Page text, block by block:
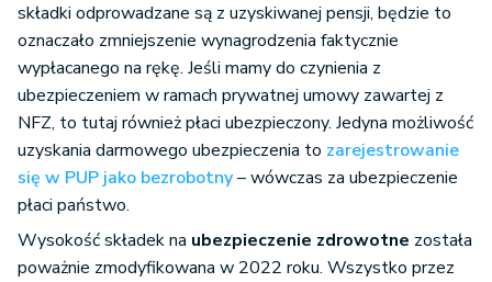
składki odprowadzane są z uzyskiwanej pensji, będzie to
oznaczało zmniejszenie wynagrodzenia faktycznie
wypłacanego na rękę. Jeśli mamy do czynienia z
ubezpieczeniem w ramach prywatnej umowy zawartej z
NFZ, to tutaj również płaci ubezpieczony. Jedyna możliwość
uzyskania darmowego ubezpieczenia to zarejestrowanie
się w PUP jako bezrobotny– wówczas za ubezpieczenie
płaci państwo.
Wysokość składek na ubezpieczenie zdrowotne została
poważnie zmodyfikowana w 2022 roku. Wszystko przez